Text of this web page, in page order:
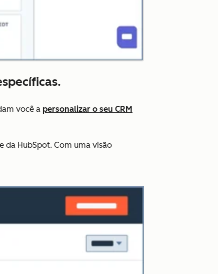
você a personalizar o seu CRM
da HubSpot. Com uma visão